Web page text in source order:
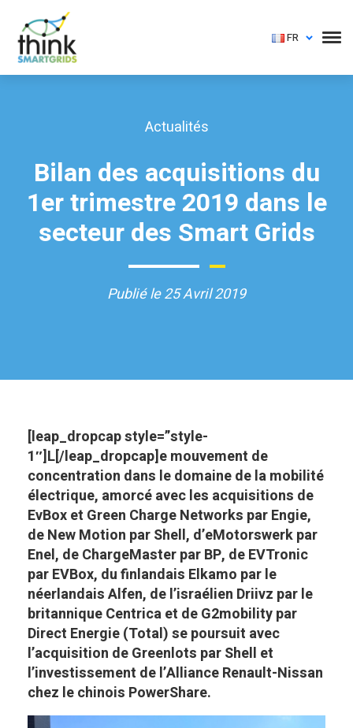
FR
Actualités
Bilan des acquisitions du
1er trimestre 2019 dans le
secteur des Smart Grids
Publié le 25 Avril 2019
[leap_dropcap style=”style-
1″]L[/leap_dropcap]e mouvement de
concentration dans le domaine de la mobilité
électrique, amorcé avec les acquisitions de
EvBox et Green Charge Networks par Engie,
de New Motion par Shell, d’eMotorswerk par
Enel, de ChargeMaster par BP, de EVTronic
par EVBox, du finlandais Elkamo par le
néerlandais Alfen, de l’israélien Driivz par le
britannique Centrica et de G2mobility par
Direct Energie (Total) se poursuit avec
l’acquisition de Greenlots par Shell et
l’investissement de l’Alliance Renault-Nissan
chez le chinois PowerShare.